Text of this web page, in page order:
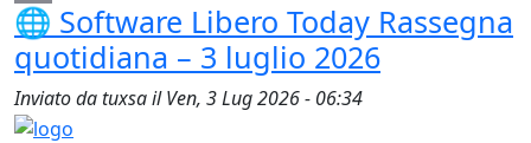
Email
🌐 Software Libero Today Rassegna
quotidiana – 3 luglio 2026
Inviato datuxsailVen, 3 Lug 2026 - 06:34